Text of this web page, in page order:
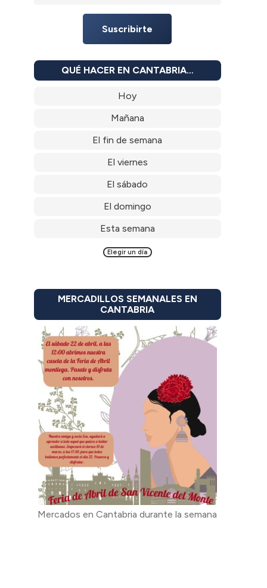
Suscribirte
QUÉ HACER EN CANTABRIA…
Hoy
Mañana
El fin de semana
El viernes
El sábado
El domingo
Esta semana
Elegir un día
MERCADILLOS SEMANALES EN
CANTABRIA
Mercados en Cantabria durante la semana